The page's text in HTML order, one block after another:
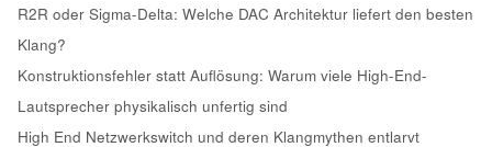
R2R oder Sigma-Delta: Welche DAC Architektur liefert den besten
Klang?
Konstruktionsfehler statt Auflösung: Warum viele High-End-
Lautsprecher physikalisch unfertig sind
High End Netzwerkswitch und deren Klangmythen entlarvt